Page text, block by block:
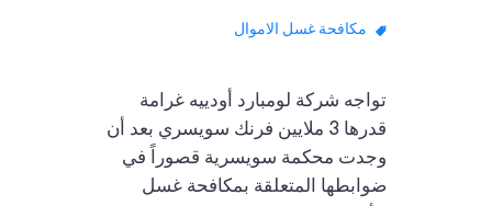
مكافحة غسل الاموال
تواجه شركة لومبارد أودييه غرامة
قدرها 3 ملايين فرنك سويسري بعد أن
وجدت محكمة سويسرية قصوراً في
ضوابطها المتعلقة بمكافحة غسل